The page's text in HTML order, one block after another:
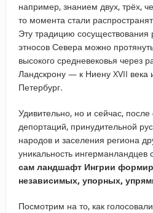
например, знанием двух, трёх,
то момента стали
Эту традицию
этносов Севера можно
высокого средневековья через
Ландскрону — к Ниену XVII века
Петербург.
Удивительно, но и сейчас, после
депортаций, принудительной
народов и заселения региона
уникальность ингерманландцев
сам ландшафт Ингрии
независимых, упорных,
Посмотрим на то, как